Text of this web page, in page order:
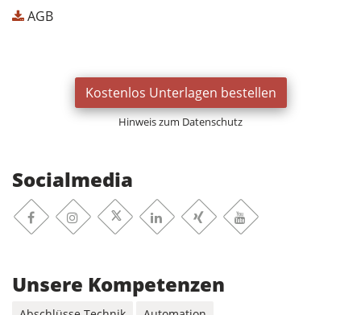
AGB
Kostenlos Unterlagen bestellen
Hinweis zum Datenschutz
Socialmedia
FacebookInstagramX-TwitterLinkedinXing Youtube
Unsere Kompetenzen